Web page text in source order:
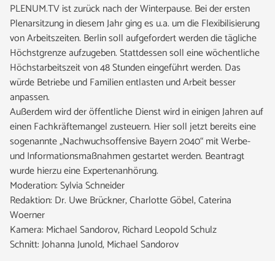
PLENUM.TV ist zurück nach der Winterpause. Bei der ersten
Plenarsitzung in diesem Jahr ging es u.a. um die Flexibilisierung
von Arbeitszeiten. Berlin soll aufgefordert werden die tägliche
Höchstgrenze aufzugeben. Stattdessen soll eine wöchentliche
Höchstarbeitszeit von 48 Stunden eingeführt werden. Das
würde Betriebe und Familien entlasten und Arbeit besser
anpassen.
Außerdem wird der öffentliche Dienst wird in einigen Jahren auf
einen Fachkräftemangel zusteuern. Hier soll jetzt bereits eine
sogenannte „Nachwuchsoffensive Bayern 2040“ mit Werbe-
und Informationsmaßnahmen gestartet werden. Beantragt
wurde hierzu eine Expertenanhörung.
Moderation: Sylvia Schneider
Redaktion: Dr. Uwe Brückner, Charlotte Göbel, Caterina
Woerner
Kamera: Michael Sandorov, Richard Leopold Schulz
Schnitt: Johanna Junold, Michael Sandorov